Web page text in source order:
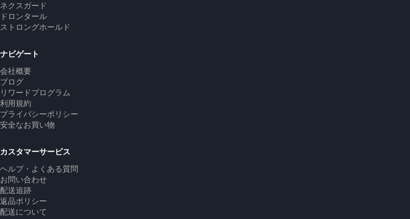
ネクスガード
ドロンタール
ストロングホールド
ナビゲート
会社概要
ブログ
リワードプログラム
利用規約
プライバシーポリシー
安全なお買い物
カスタマーサービス
ヘルプ・よくある質問
お問い合わせ
配送追跡
返品ポリシー
配送について